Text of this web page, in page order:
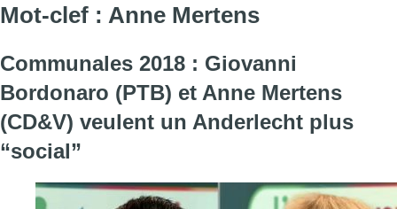
Mot-clef : Anne Mertens
Communales 2018 : Giovanni
Bordonaro (PTB) et Anne Mertens
(CD&V) veulent un Anderlecht plus
“social”